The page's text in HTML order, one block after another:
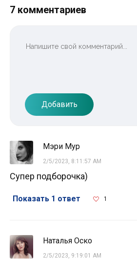
7 комментариев
Добавить
Мэри Мур
2/5/2023, 8:11:57 AM
Супер подборочка)
Показать 1 ответ 1
Наталья Оско
2/5/2023, 9:19:01 AM